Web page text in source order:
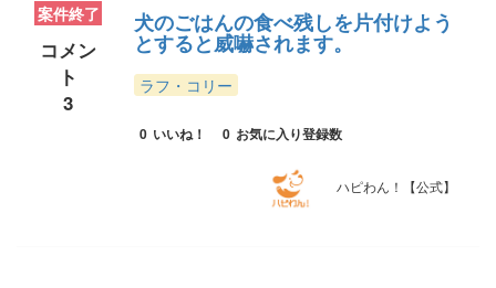
案件終了
コメン
ト
3
犬のごはんの食べ残しを片付けよう
とすると威嚇されます。
ラフ・コリー
0 いいね！ 0 お気に入り登録数
ハピわん！【公式】